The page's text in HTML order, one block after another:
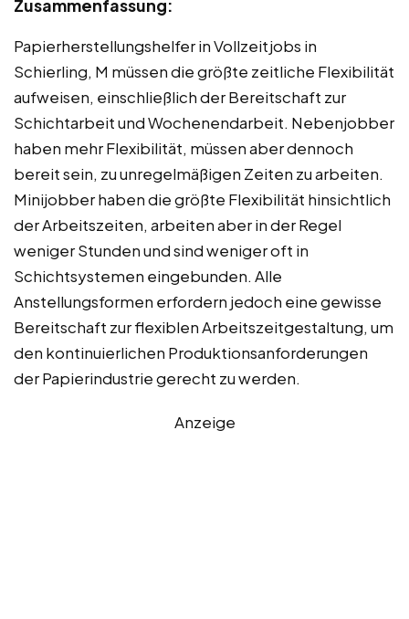
Zusammenfassung:
Papierherstellungshelfer in Vollzeitjobs in
Schierling, M müssen die größte zeitliche Flexibilität
aufweisen, einschließlich der Bereitschaft zur
Schichtarbeit und Wochenendarbeit. Nebenjobber
haben mehr Flexibilität, müssen aber dennoch
bereit sein, zu unregelmäßigen Zeiten zu arbeiten.
Minijobber haben die größte Flexibilität hinsichtlich
der Arbeitszeiten, arbeiten aber in der Regel
weniger Stunden und sind weniger oft in
Schichtsystemen eingebunden. Alle
Anstellungsformen erfordern jedoch eine gewisse
Bereitschaft zur flexiblen Arbeitszeitgestaltung, um
den kontinuierlichen Produktionsanforderungen
der Papierindustrie gerecht zu werden.
Anzeige